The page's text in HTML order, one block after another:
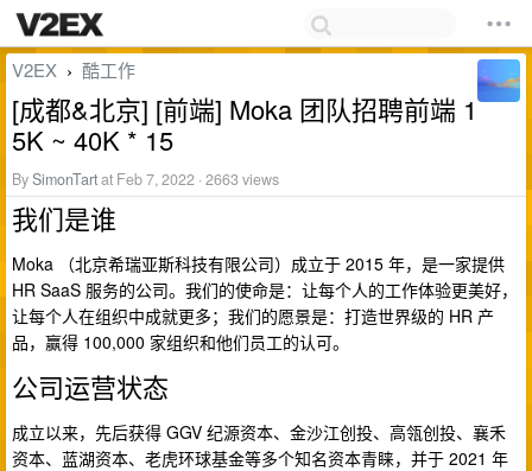
V2EX › 酷工作
[成都&北京] [前端] Moka 团队招聘前端 1
5K ~ 40K * 15
BySimonTartat Feb 7, 2022 · 2663 views
我们是谁
Moka （北京希瑞亚斯科技有限公司）成立于 2015 年，是一家提供
HR SaaS 服务的公司。我们的使命是：让每个人的工作体验更美好，
让每个人在组织中成就更多；我们的愿景是：打造世界级的 HR 产
品，赢得 100,000 家组织和他们员工的认可。
公司运营状态
成立以来，先后获得 GGV 纪源资本、金沙江创投、高瓴创投、襄禾
资本、蓝湖资本、老虎环球基金等多个知名资本青睐，并于 2021 年